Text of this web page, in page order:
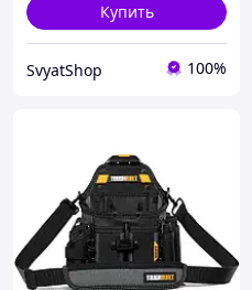
Купить
SvyatShop 100%